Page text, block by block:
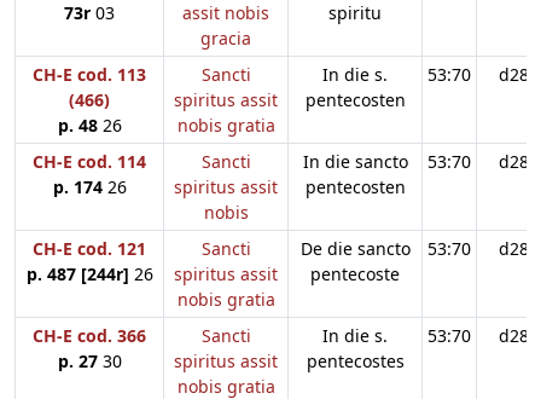
73r 03
assit nobis
gracia
spiritu
CH-E cod. 113
(466)
p. 4826
Sancti
spiritus assit
nobis gratia
In die s.
pentecosten
53:70 d28
CH-E cod. 114
p. 17426
Sancti
spiritus assit
nobis
In die sancto
pentecosten
53:70 d28
CH-E cod. 121
p. 487 [244r] 26
Sancti
spiritus assit
nobis gratia
De die sancto
pentecoste
53:70 d28
CH-E cod. 366
p. 2730
Sancti
spiritus assit
nobis gratia
In die s.
pentecostes
53:70 d28